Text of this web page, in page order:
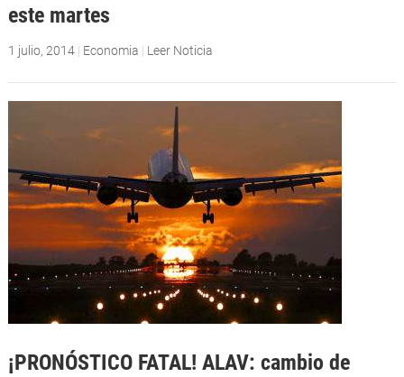
este martes
1 julio, 2014| Economia | Leer Noticia
¡PRONÓSTICO FATAL! ALAV: cambio de